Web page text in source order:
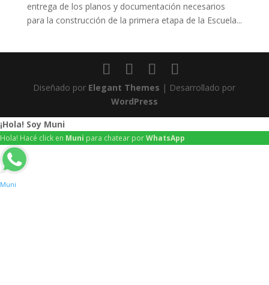
entrega de los planos y documentación necesarios
para la construcción de la primera etapa de la Escuela...
Diseñado por Elegant Themes | Desarrollado por
WordPress
¡Hola! Soy Muni
Hola! Hacé click en Muni para chatear porWhatsApp
Muni